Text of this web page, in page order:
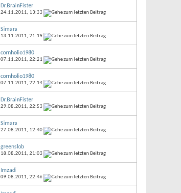
Dr.BrainFister
24.11.2011, 13:33
Simara
13.11.2011, 21:19
cornholio1980
07.11.2011, 22:21
cornholio1980
07.11.2011, 22:14
Dr.BrainFister
29.08.2011, 22:53
Simara
27.08.2011, 12:40
greenslob
18.08.2011, 21:03
Imzadi
09.08.2011, 22:46